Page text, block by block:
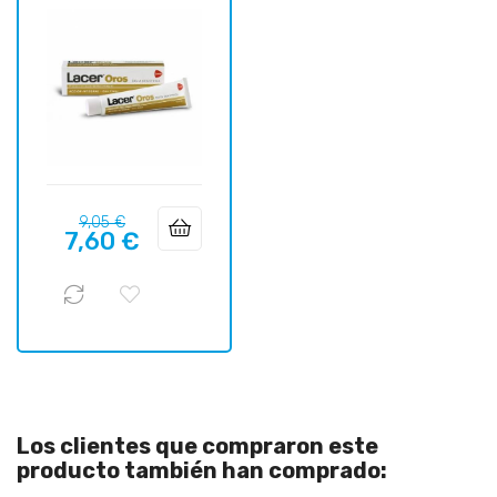
Precio
regular
9,05 €Precio
7,60 €
Los clientes que compraron este
producto también han comprado: